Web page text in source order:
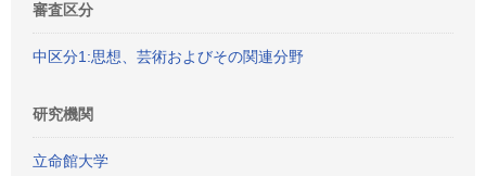
審査区分
中区分1:思想、芸術およびその関連分野
研究機関
立命館大学